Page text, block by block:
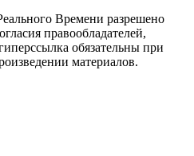
Времени разрешено
правообладателей,
обязательны при
материалов.